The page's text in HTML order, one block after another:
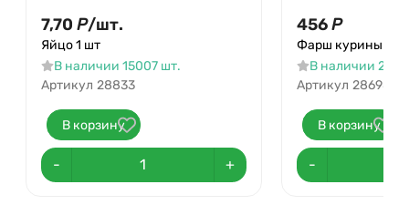
7,70 Р/шт.
Яйцо 1 шт
В наличии 15007 шт.
Артикул 28833
В корзину
- +
456Р
Фарш куриный
В наличии
Артикул 28698
В корзину
-